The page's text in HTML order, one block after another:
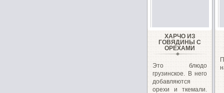
ХАРЧО ИЗ
ГОВЯДИНЫ С
ОРЕХАМИ
Это блюдо
грузинское. В него
добавляются
орехи и ткемали.